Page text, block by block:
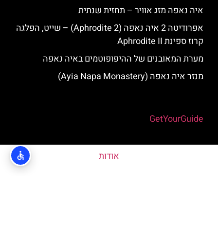
איה נאפה מזג אוויר – תחזית שנתית
אפרודיטה 2 איה נאפה (Aphrodite 2) – שייט, הפלגה
קרוז ספינת Aphrodite II
מערת המאובנים של ההיפופוטמים באיה נאפה
מנזר איה נאפה (Ayia Napa Monastery)
GetYourGuide
אודות